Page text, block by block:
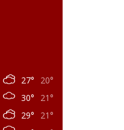
27°
20°
30°
21°
29°
21°